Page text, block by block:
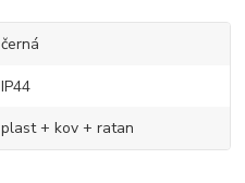
černá
IP44
plast + kov + ratan